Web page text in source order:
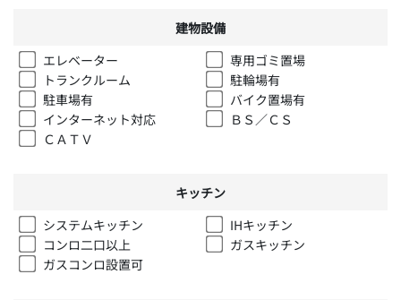
建物設備
エレベーター
専用ゴミ置場
トランクルーム
駐輪場有
駐車場有
バイク置場有
インターネット対応
ＢＳ／ＣＳ
ＣＡＴＶ
キッチン
システムキッチン
IHキッチン
コンロ二口以上
ガスキッチン
ガスコンロ設置可